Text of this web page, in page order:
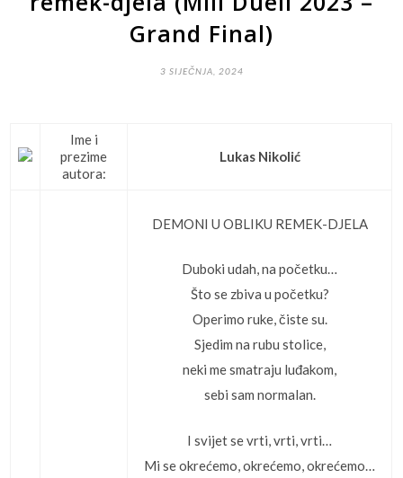
Grand Final)
3 SIJEČNJA, 2024
Ime i
prezime
autora:
Lukas Nikolić
DEMONI U OBLIKU REMEK-DJELA
Duboki udah, na početku…
Što se zbiva u početku?
Operimo ruke, čiste su.
Sjedim na rubu stolice,
neki me smatraju luđakom,
sebi sam normalan.
I svijet se vrti, vrti, vrti…
Mi se okrećemo, okrećemo, okrećemo…